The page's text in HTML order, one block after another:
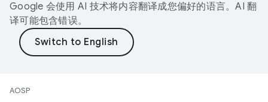
Google 会使用 AI 技术将内容翻译成您偏好的语言。AI 翻
译可能包含错误。
AOSP